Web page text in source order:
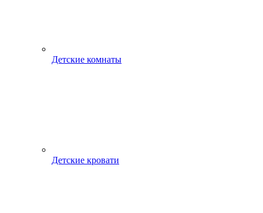
Детские комнаты
Детские кровати